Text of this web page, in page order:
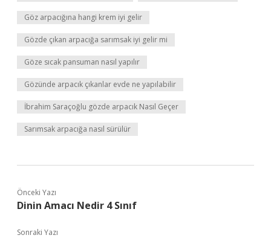
Göz arpacığına hangi krem iyi gelir
Gözde çıkan arpacığa sarımsak iyi gelir mi
Göze sıcak pansuman nasıl yapılır
Gözünde arpacık çıkanlar evde ne yapılabilir
İbrahim Saraçoğlu gözde arpacık Nasıl Geçer
Sarımsak arpacığa nasıl sürülür
Önceki Yazı
Dinin Amacı Nedir 4 Sınıf
Sonraki Yazı